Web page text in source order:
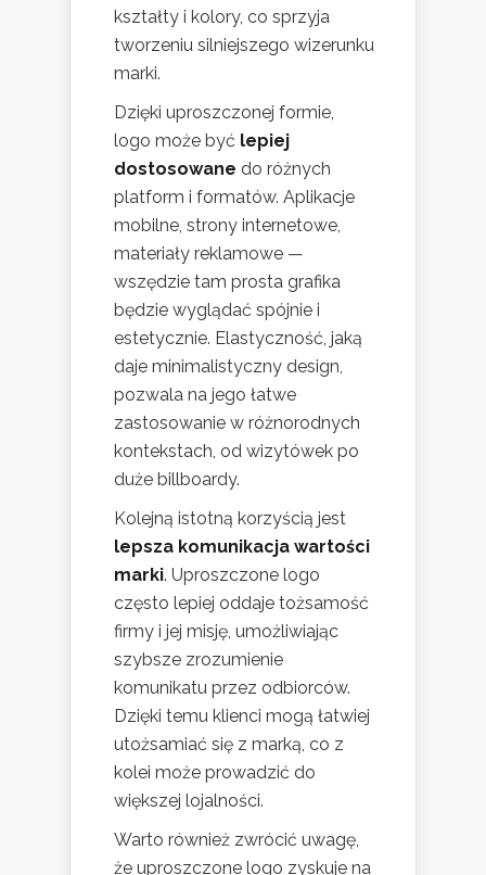
kształty i kolory, co sprzyja
tworzeniu silniejszego wizerunku
marki.
Dzięki uproszczonej formie,
logo może być lepiej
dostosowane do różnych
platform i formatów. Aplikacje
mobilne, strony internetowe,
materiały reklamowe —
wszędzie tam prosta grafika
będzie wyglądać spójnie i
estetycznie. Elastyczność, jaką
daje minimalistyczny design,
pozwala na jego łatwe
zastosowanie w różnorodnych
kontekstach, od wizytówek po
duże billboardy.
Kolejną istotną korzyścią jest
lepsza komunikacja wartości
marki. Uproszczone logo
często lepiej oddaje tożsamość
firmy i jej misję, umożliwiając
szybsze zrozumienie
komunikatu przez odbiorców.
Dzięki temu klienci mogą łatwiej
utożsamiać się z marką, co z
kolei może prowadzić do
większej lojalności.
Warto również zwrócić uwagę,
że uproszczone logo zyskuje na